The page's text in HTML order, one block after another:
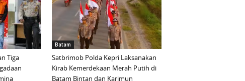
Tiga
Batam
Satbrimob Polda Kepri Laksanakan
Kirab Kemerdekaan Merah Putih di
Batam Bintan dan Karimun